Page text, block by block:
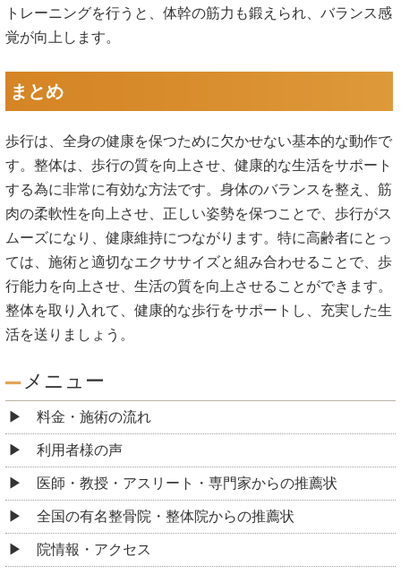
トレーニングを行うと、体幹の筋力も鍛えられ、バランス感
覚が向上します。
まとめ
歩行は、全身の健康を保つために欠かせない基本的な動作で
す。整体は、歩行の質を向上させ、健康的な生活をサポート
する為に非常に有効な方法です。身体のバランスを整え、筋
肉の柔軟性を向上させ、正しい姿勢を保つことで、歩行がス
ムーズになり、健康維持につながります。特に高齢者にとっ
ては、施術と適切なエクササイズと組み合わせることで、歩
行能力を向上させ、生活の質を向上させることができます。
整体を取り入れて、健康的な歩行をサポートし、充実した生
活を送りましょう。
メニュー
料金・施術の流れ
利用者様の声
医師・教授・アスリート・専門家からの推薦状
全国の有名整骨院・整体院からの推薦状
院情報・アクセス